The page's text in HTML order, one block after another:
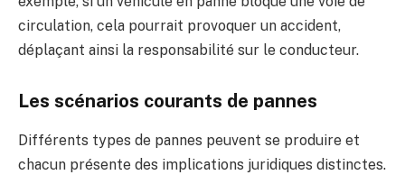
circulation, cela pourrait provoquer un accident,
déplaçant ainsi la responsabilité sur le conducteur.
Les scénarios courants de pannes
Différents types de pannes peuvent se produire et
chacun présente des implications juridiques distinctes.